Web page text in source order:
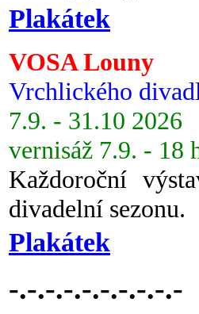
Plakátek
VOSA Louny
Vrchlického
7.9. - 31.10 2026
vernisáž 7.9. - 18
Každoroční
divadelní sezonu.
Plakátek
-.-.-.-.-.-.-.-.-.-